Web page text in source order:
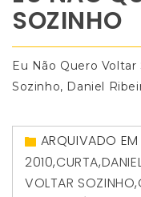
SOZINHO
Eu Não Quero
Sozinho, Daniel
ARQUIVADO
2010,CURTA,
VOLTAR SOZINHO,